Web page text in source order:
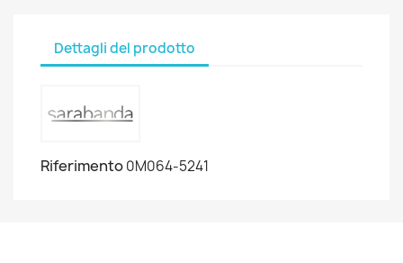
Dettagli del prodotto
Riferimento0M064-5241